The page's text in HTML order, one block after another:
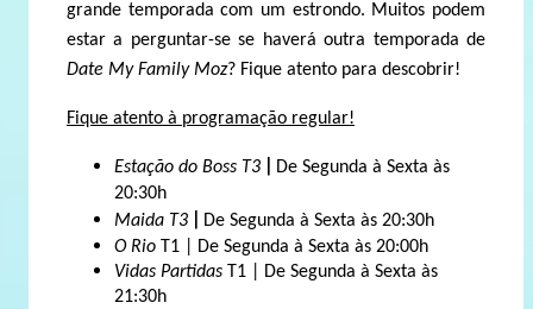
grande temporada com um estrondo. Muitos podem
estar a perguntar-se se haverá outra temporada de
Date My Family Moz? Fique atento para descobrir!
Fique atento à programação regular!
Estação do Boss T3 | De Segunda à Sexta às
20:30h
Maida T3 | De Segunda à Sexta às 20:30h
O Rio T1 | De Segunda à Sexta às 20:00h
Vidas Partidas T1 | De Segunda à Sexta às
21:30h